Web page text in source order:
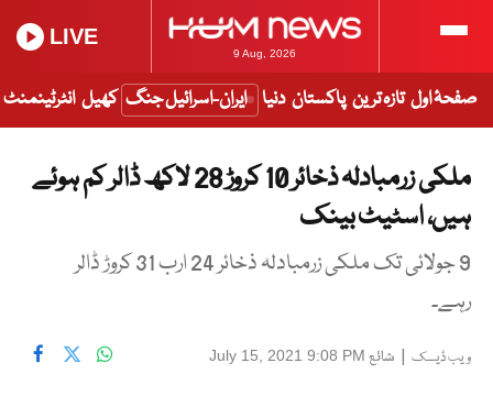
9 Aug, 2026
LIVE
صفحۂ اول تازہ ترین پاکستان دنیا ایران-اسرائیل جنگ کھیل انٹرٹینمنٹ
ملکی زرمبادلہ ذخائر 10 کروڑ 28 لاکھ ڈالر کم ہوئے
ہیں، اسٹیٹ بینک
9 جولائی تک ملکی زرمبادلہ ذخائر 24 ارب 31 کروڑ ڈالر
رہے۔
ویب ڈیسک | شائع July 15, 2021 9:08 PM